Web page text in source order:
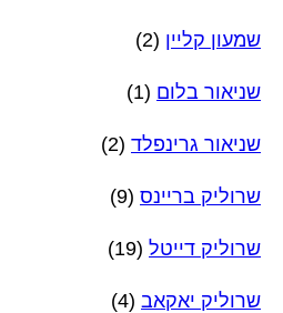
שמעון קליין (2)
שניאור בלום (1)
שניאור גרינפלד (2)
שרוליק בריינס (9)
שרוליק דייטל (19)
שרוליק יאקאב (4)